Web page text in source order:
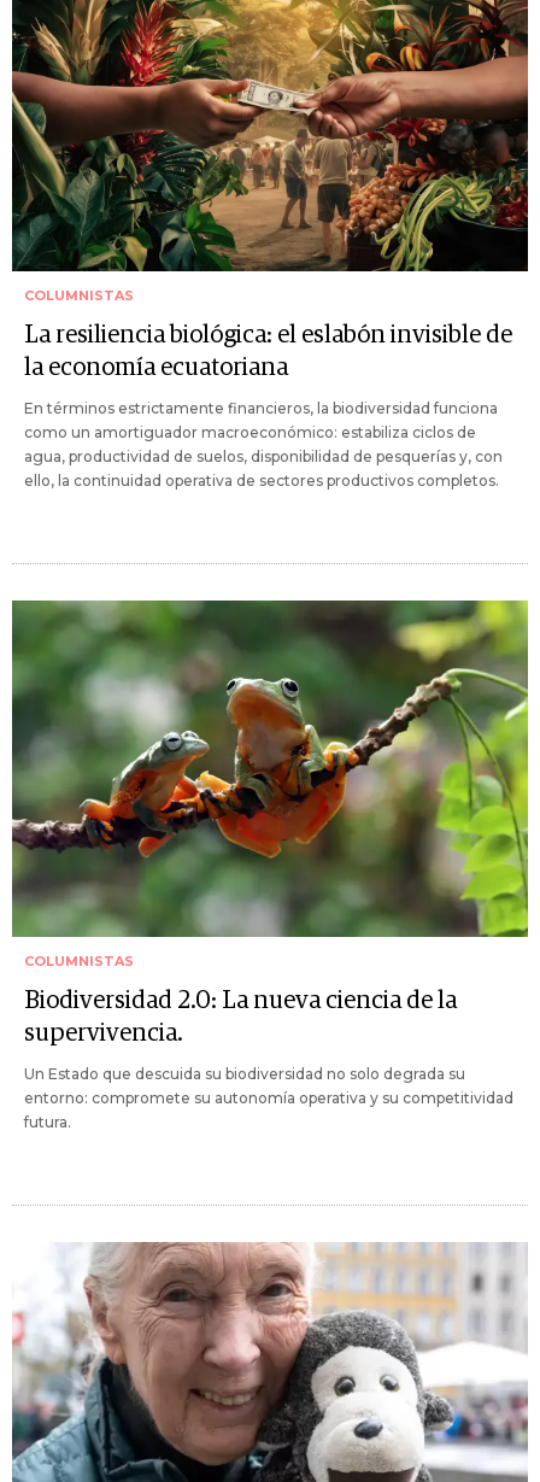
COLUMNISTAS
La resiliencia biológica: el eslabón invisible de
la economía ecuatoriana
En términos estrictamente financieros, la biodiversidad funciona
como un amortiguador macroeconómico: estabiliza ciclos de
agua, productividad de suelos, disponibilidad de pesquerías y, con
ello, la continuidad operativa de sectores productivos completos.
COLUMNISTAS
Biodiversidad 2.0: La nueva ciencia de la
supervivencia.
Un Estado que descuida su biodiversidad no solo degrada su
entorno: compromete su autonomía operativa y su competitividad
futura.